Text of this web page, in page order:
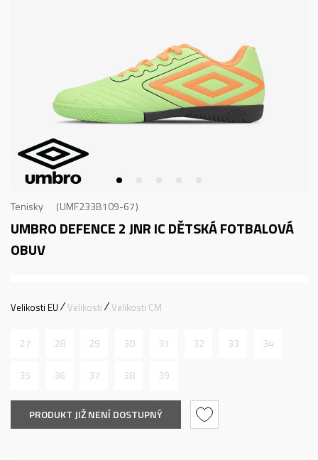
Tenisky UMF233B109-67
UMBRO DEFENCE 2 JNR ICDĚTSKÁ FOTBALOVÁ
OBUV
Velikosti EU Velikosti Velikosti CM
27 28 29 30 31 32 33 34
35 36 37 38 39
PRODUKT JIŽ NENÍ DOSTUPNÝ